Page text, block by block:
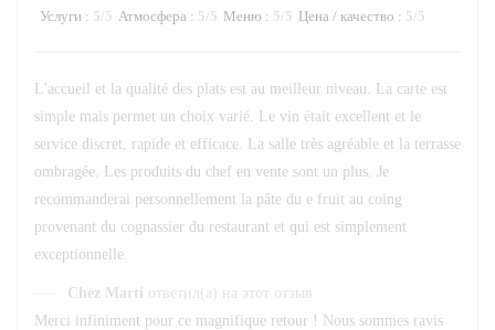
Услуги : 5/5 Атмосфера : 5/5 Меню : 5/5 Цена / качество : 5/5
L'accueil et la qualité des plats est au meilleur niveau. La carte est
simple mais permet un choix varié. Le vin était excellent et le
service discret, rapide et efficace. La salle très agréable et la terrasse
ombragée. Les produits du chef en vente sont un plus. Je
recommanderai personnellement la pâte du e fruit au coing
provenant du cognassier du restaurant et qui est simplement
exceptionnelle.
Chez Marti ответил(а) на этот отзыв
Merci infiniment pour ce magnifique retour ! Nous sommes ravis